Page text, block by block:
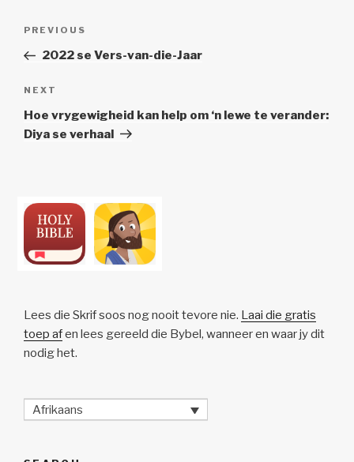
Previous
Post
PREVIOUS
2022 se Vers-van-die-Jaar
Next
Post
NEXT
Hoe vrygewigheid kan help om ‘n lewe te verander:
Diya se verhaal
Lees die Skrif soos nog nooit tevore nie. Laai die gratis
toep afen lees gereeld die Bybel, wanneer en waar jy dit
nodig het.
Afrikaans